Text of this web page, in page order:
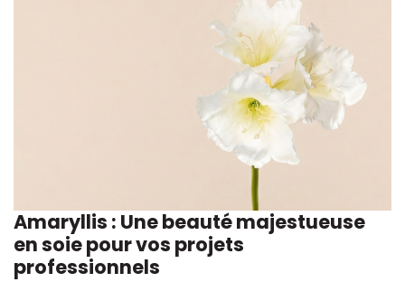
Amaryllis : Une beauté majestueuse
en soie pour vos projets
professionnels